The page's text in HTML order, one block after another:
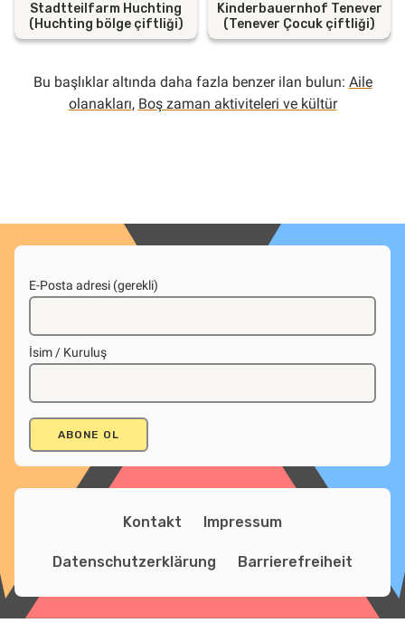
Stadtteilfarm Huchting
(Huchting bölge çiftliği)
Kinderbauernhof Tenever
(Tenever Çocuk çiftliği)
Bu başlıklar altında daha fazla benzer ilan bulun: Aile
olanakları, Boş zaman aktiviteleri ve kültür
E-Posta adresi (gerekli)
İsim / Kuruluş
Kontakt Impressum
Datenschutzerklärung Barrierefreiheit